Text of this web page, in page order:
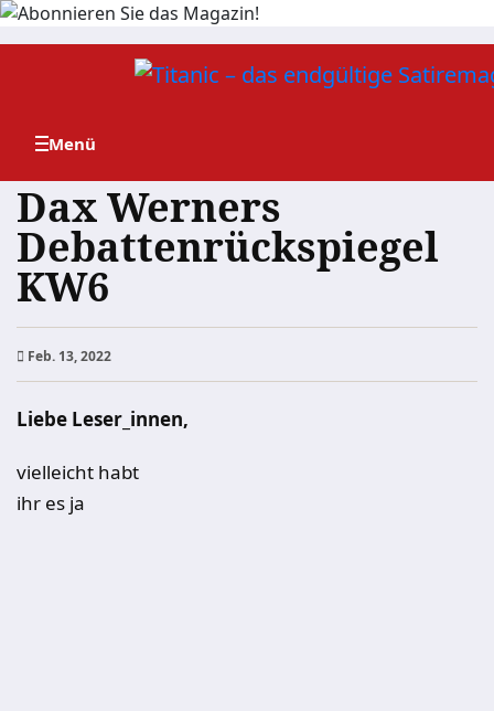
Zum
Dax Werners
Debattenrückspiegel
KW6
Feb. 13, 2022
Liebe Leser_innen,
vielleicht habt
ihr es ja